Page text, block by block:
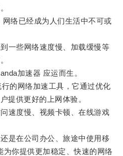
络已经成为人们生活中不可或
些网络速度慢、加载缓慢等
加速器 应运而生。
网络加速工具，它通过优化
提供更好的上网体验。
度慢、视频卡顿、在线游戏
在公司办公、旅途中使用移
你提供更加稳定、快速的网络